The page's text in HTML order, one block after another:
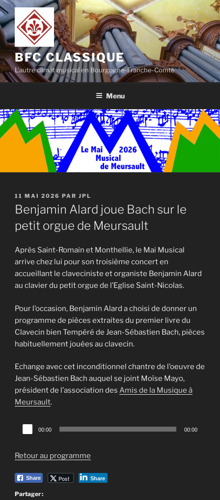
Aller
au
contenu
principal
BFC CLASSIQUE
L'autre climat musical en Bourgogne-Franche-Comté
Menu
PUBLIÉ
LE
11 MAI 2026 PAR JPL
Benjamin Alard joue Bach sur le
petit orgue de Meursault
Après Saint-Romain et Monthellie, le Mai Musical
arrive chez lui pour son troisième concert en
accueillant le claveciniste et organiste Benjamin Alard
au clavier du petit orgue de l’Eglise Saint-Nicolas.
Pour l’occasion, Benjamin Alard a choisi de donner un
programme de pièces extraites du premier livre du
Clavecin bien Tempéré de Jean-Sébastien Bach, pièces
habituellement jouées au clavecin.
Echange avec cet inconditionnel chantre de l’oeuvre de
Jean-Sébastien Bach auquel se joint Moïse Mayo,
président de l’association des Amis de la Musique à
Meursault.
Lecteur
audio
00:00 00:00
Retour au programme
Share Post Share
Partager :